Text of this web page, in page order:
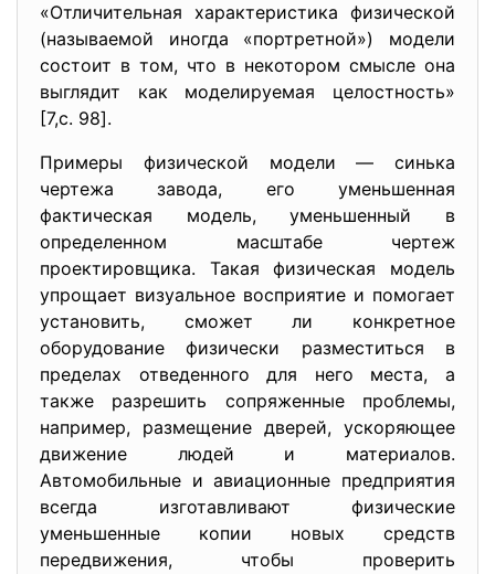
«Отличительная характеристика физической
(называемой иногда «портретной») модели
состоит в том, что в некотором смысле она
выглядит как моделируемая целостность»
[7,c. 98].
Примеры физической модели — синька
чертежа завода, его уменьшенная
фактическая модель, уменьшенный в
определенном масштабе чертеж
проектировщика. Такая физическая модель
упрощает визуальное восприятие и помогает
установить, сможет ли конкретное
оборудование физически разместиться в
пределах отведенного для него места, а
также разрешить сопряженные проблемы,
например, размещение дверей, ускоряющее
движение людей и материалов.
Автомобильные и авиационные предприятия
всегда изготавливают физические
уменьшенные копии новых средств
передвижения, чтобы проверить